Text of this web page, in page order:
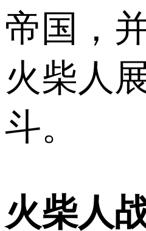
帝国，
火柴人
斗。
火柴人